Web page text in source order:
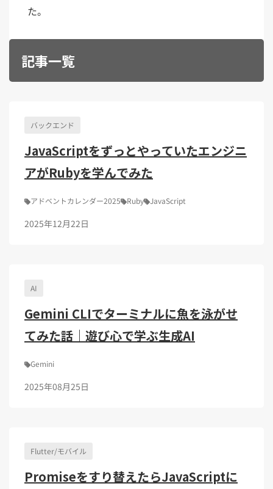
Kubernetes（1）
デジタル人材育成（4）
た。
記事一覧
バックエンド
JavaScriptをずっとやっていたエンジニ
アがRubyを学んでみた
アドベントカレンダー2025 Ruby JavaScript
2025年12月22日
AI
Gemini CLIでターミナルに魚を泳がせ
てみた話｜遊び心で学ぶ生成AI
Gemini
2025年08月25日
Flutter/モバイル
Promiseをすり替えたらJavaScriptに